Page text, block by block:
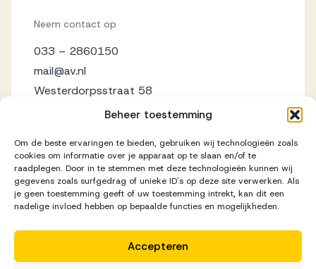
Beheer toestemming
Om de beste ervaringen te bieden, gebruiken wij technologieën zoals
cookies om informatie over je apparaat op te slaan en/of te
raadplegen. Door in te stemmen met deze technologieën kunnen wij
gegevens zoals surfgedrag of unieke ID's op deze site verwerken. Als
je geen toestemming geeft of uw toestemming intrekt, kan dit een
nadelige invloed hebben op bepaalde functies en mogelijkheden.
Accepteren
Neem contact op
033 – 2860150
mail@av.nl
Westerdorpsstraat 58
3871 AZ Hoevelaken